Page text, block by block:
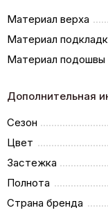
Материал верха
Материал
Материал подошвы
Дополнительная
Сезон
Цвет
Застежка
Полнота
Страна бренда